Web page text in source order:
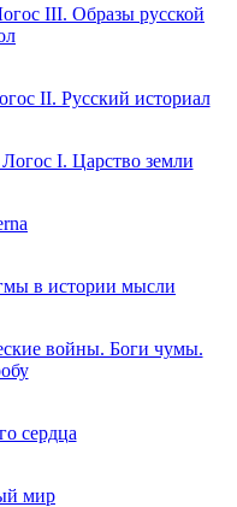
III. Образы русской
II. Русский историал
I. Царство земли
в истории мысли
войны. Боги чумы.
сердца
мир